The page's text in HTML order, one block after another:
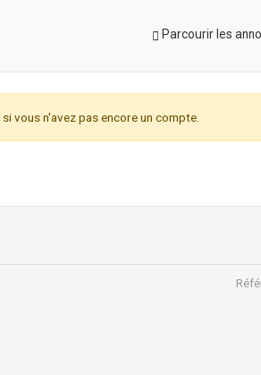
Parcourir les
si vous n'avez pas encore un compte.